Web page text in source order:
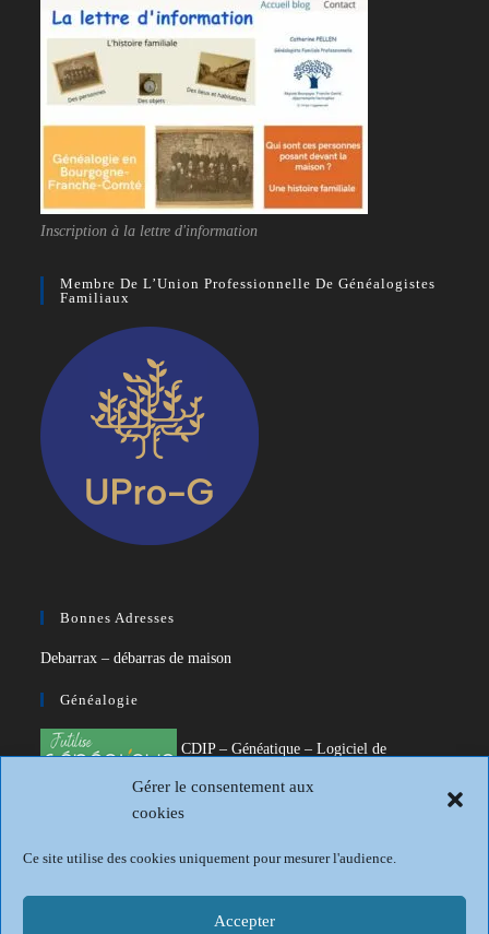
Gérer le consentement aux
cookies
Ce site utilise des cookies uniquement pour mesurer l'audience.
Accepter
Inscription à la lettre d'information
Membre De L’Union Professionnelle De Généalogistes
Familiaux
Bonnes Adresses
Debarrax – débarras de maison
Généalogie
CDIP – Généatique – Logiciel de
Généalogie et Histoire du Dunkerquois